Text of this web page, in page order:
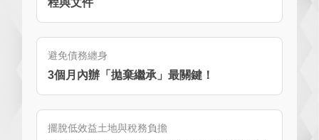
避免債務纏身
3個月內辦「拋棄繼承」最關鍵！
擺脫低效益土地與稅務負擔